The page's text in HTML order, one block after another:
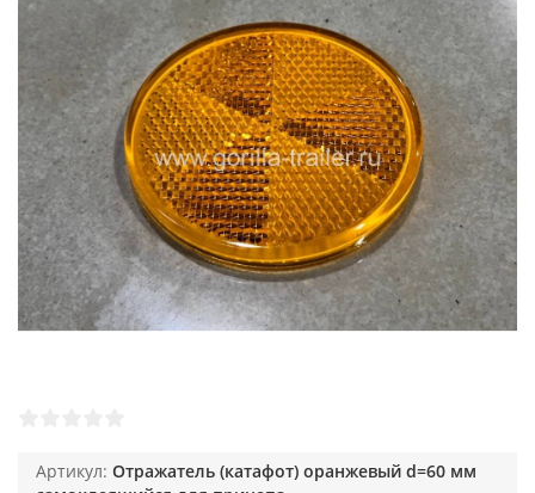
Артикул: Отражатель (катафот) оранжевый d=60 мм